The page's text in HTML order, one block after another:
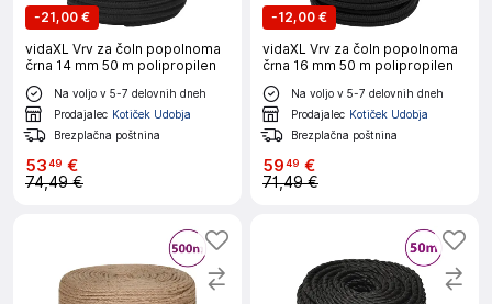
-21,00 €
vidaXL Vrv za čoln popolnoma
črna 14 mm 50 m polipropilen
Na voljo v 5-7 delovnih dneh
Prodajalec Kotiček Udobja
Brezplačna poštnina
5349 €
74,49 €
-12,00 €
vidaXL Vrv za čoln popolnoma
črna 16 mm 50 m polipropilen
Na voljo v 5-7 delovnih dneh
Prodajalec Kotiček Udobja
Brezplačna poštnina
5949 €
71,49 €